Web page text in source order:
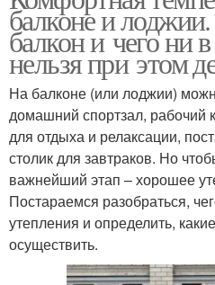
балконе и
балкон и чего ни
нельзя при этом
На балконе (или лоджии)
домашний спортзал, рабочий
для отдыха и релаксации,
столик для завтраков. Но
важнейший этап – хорошее
Постараемся разобраться,
утепления и определить,
осуществить.